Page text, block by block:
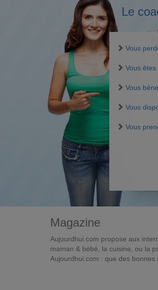
Le
Vous
Vous
Vous
Vous
Vous
Magazine
Aujourdhui.com propose aux
maman & bébé, la cuisine, ou la
Aujourdhui.com : que des bonnes